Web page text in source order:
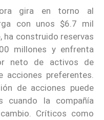
gira en torno al
con unos $6.7 mil
ha construido reservas
millones y enfrenta
neto de activos de
preferentes.
de acciones puede
cuando la compañía
Críticos como